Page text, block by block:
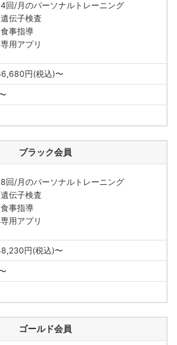
4回/月のパーソナルトレーニング
遺伝子検査
食事指導
専用アプリ
円(税込)〜
ブラック会員
8回/月のパーソナルトレーニング
遺伝子検査
食事指導
専用アプリ
円(税込)〜
ゴールド会員